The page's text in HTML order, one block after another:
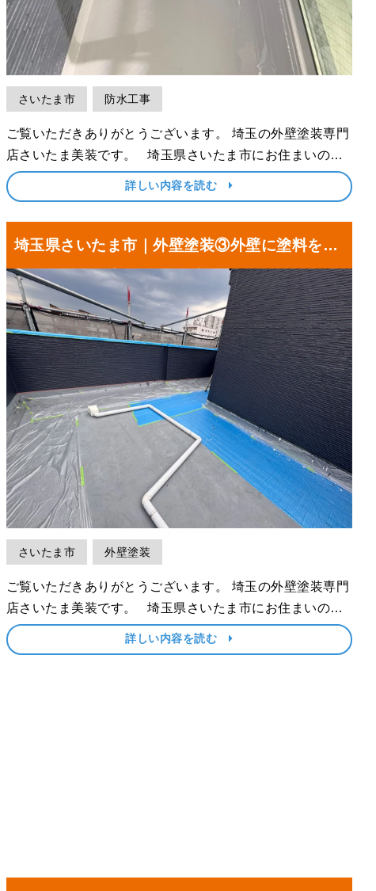
さいたま市 防水工事
ご覧いただきありがとうございます。 埼玉の外壁塗装専門
店さいたま美装です。 埼玉県さいたま市にお住まいのN
様より、屋根塗装・外壁塗装、鉄部塗装とベランダの防水
工事をご依頼いただき、前回はシャッターボックスの塗装
についてお届けしました。 ･･･
詳しい内容を読む
埼玉県さいたま市｜外壁塗装③外壁に塗料を塗
り艶のある仕上がりに！N様邸
さいたま市 外壁塗装
ご覧いただきありがとうございます。 埼玉の外壁塗装専門
店さいたま美装です。 埼玉県さいたま市にお住まいのN
様より、屋根塗装・外壁塗装、鉄部塗装とベランダの防水
工事をご依頼いただき、前回は屋根塗装とコーキング工事
詳しい内容を読む